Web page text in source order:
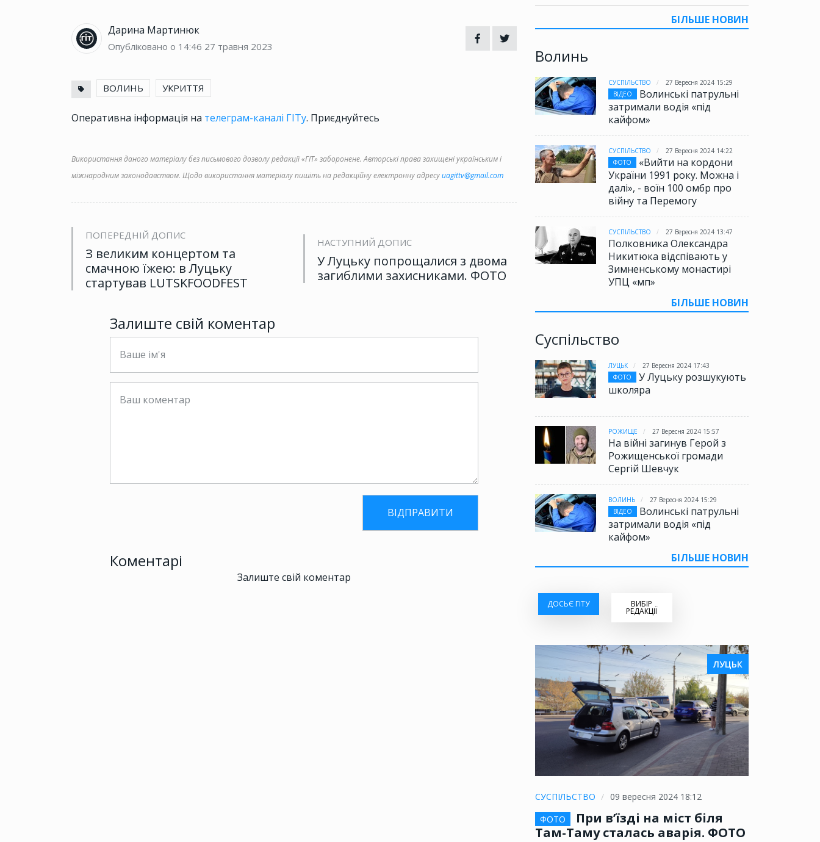
БІЛЬШЕ НОВИН
Волинь
СУСПІЛЬСТВО
27 Вересня 2024 15:29
ВІДЕО
Волинські патрульні
затримали водія «під
кайфом»
СУСПІЛЬСТВО
27 Вересня 2024 14:22
ФОТО
«Вийти на кордони
України 1991 року. Можна і
далі», - воїн 100 омбр про
війну та Перемогу
СУСПІЛЬСТВО 27 Вересня 2024 13:47
Полковника Олександра
Никитюка відспівають у
Зимненському монастирі
УПЦ «мп»
БІЛЬШЕ НОВИН
Суспільство
ЛУЦЬК
27 Вересня 2024 17:43
ФОТО
У Луцьку розшукують
школяра
РОЖИЩЕ 27 Вересня 2024 15:57
На війні загинув Герой з
Рожищенської громади
Сергій Шевчук
ВОЛИНЬ
27 Вересня 2024 15:29
ВІДЕО
Волинські патрульні
затримали водія «під
кайфом»
БІЛЬШЕ НОВИН
ДОСЬЄ ГІТУ ВИБІР
РЕДАКЦІЇ
ЛУЦЬК
СУСПІЛЬСТВО
09 вересня 2024 18:12
ФОТО
При в’їзді на міст біля
Там-Таму сталась аварія. ФОТО
Дарина Мартинюк
Опубліковано о 14:46 27 травня 2023
ВОЛИНЬ УКРИТТЯ
Оперативна інформація на телеграм-каналі ГІТу. Приєднуйтесь
Використання даного матеріалу без письмового дозволу редакції «ГІТ» заборонене. Авторські права захищені українським і
міжнародним законодавством. Щодо використання матеріалу пишіть на редакційну електронну адресуuagittv@gmail.com
ПОПЕРЕДНІЙ ДОПИС
З великим концертом та
смачною їжею: в Луцьку
стартував LUTSKFOODFEST
НАСТУПНИЙ ДОПИС
У Луцьку попрощалися з двома
загиблими захисниками. ФОТО
Залиште свій коментар
Коментарі
Залиште свій коментар